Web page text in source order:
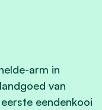
arm in
van
eendenkooi